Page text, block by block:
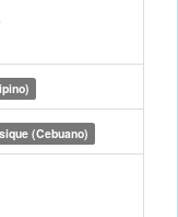
(Cebuano)